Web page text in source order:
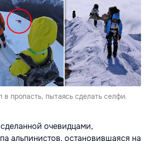
в пропасть, пытаясь сделать селфи.
очевидцами,
альпинистов, остановившаяся на